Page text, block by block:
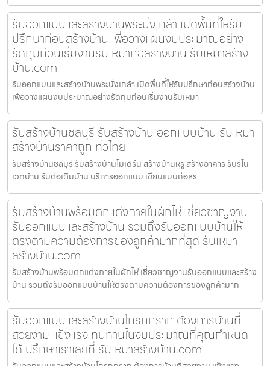
รับออกแบบและสร้างบ้านพระนั่งเกล้า เปิดพื้นที่ให้รับ
ปรึกษาก่อนสร้างบ้าน เพื่อวางแผนงบประมาณอย่าง
รัดกุมก่อนเริ่มงานรับเหมาก่อสร้างบ้าน รับเหมาสร้าง
บ้าน.com
รับออกแบบและสร้างบ้านพระนั่งเกล้า เปิดพื้นที่ให้รับปรึกษาก่อนสร้างบ้าน
เพื่อวางแผนงบประมาณอย่างรัดกุมก่อนเริ่มงานรับเหมา
รับสร้างบ้านชลบุรี รับสร้างบ้าน ออกแบบบ้าน รับเหมา
สร้างบ้านราคาถูก ทั่วไทย
รับสร้างบ้านชลบุรี รับสร้างบ้านโมเดิร์น สร้างบ้านหรู สร้างอาคาร รับรีโน
เวทบ้าน รับต่อเติมบ้าน บริการออกแบบ เขียนแบบก่อสร
รับสร้างบ้านพร้อมตกแต่งภายในผักไห่ เชี่ยวชาญงาน
รับออกแบบและสร้างบ้าน รวมถึงรับออกแบบบ้านให้
ตรงตามความต้องการของลูกค้ามากที่สุด รับเหมา
สร้างบ้าน.com
รับสร้างบ้านพร้อมตกแต่งภายในผักไห่ เชี่ยวชาญงานรับออกแบบและสร้าง
บ้าน รวมถึงรับออกแบบบ้านให้ตรงตามความต้องการของลูกค้ามาก
รับออกแบบและสร้างบ้านโกรกกราก ต้องการบ้านที่
สวยงาม แข็งแรง ทนทานในงบประมาณที่คุณกำหนด
ได้ ปรึกษาเราเลยที่ รับเหมาสร้างบ้าน.com